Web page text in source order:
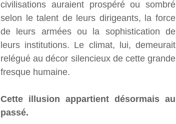
civilisations auraient prospéré ou sombré
selon le talent de leurs dirigeants, la force
de leurs armées ou la sophistication de
leurs institutions. Le climat, lui, demeurait
relégué au décor silencieux de cette grande
fresque humaine.
Cette illusion appartient désormais au
passé.